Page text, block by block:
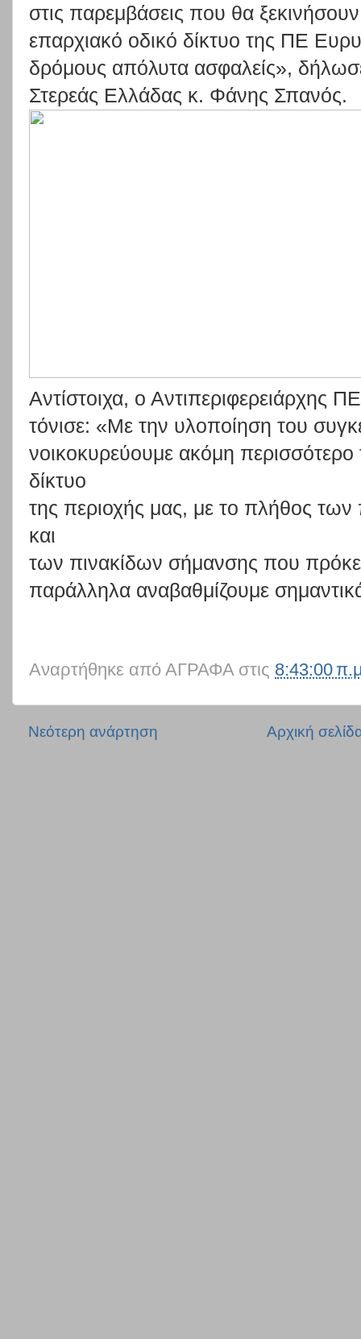
στις παρεμβάσεις που θα ξεκινήσουν
επαρχιακό οδικό δίκτυο της ΠΕ
δρόμους απόλυτα ασφαλείς»,
Στερεάς Ελλάδας κ. Φάνης Σπανός.
Αντίστοιχα, ο Αντιπεριφερειάρχης ΠΕ
τόνισε: «Με την υλοποίηση του
νοικοκυρεύουμε ακόμη περισσότερο
δίκτυο
της περιοχής μας, με το πλήθος των
και
των πινακίδων σήμανσης που
παράλληλα αναβαθμίζουμε
Αναρτήθηκε από ΑΓΡΑΦΑ στις 8:43:00
Νεότερη ανάρτηση Αρχική